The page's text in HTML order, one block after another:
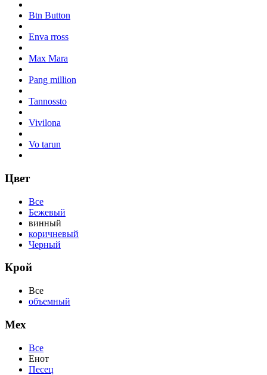
Btn Button
Enva rross
Max Mara
Pang million
Tannossto
Vivilona
Vo tarun
Цвет
Все
Бежевый
винный
коричневый
Черный
Крой
Все
объемный
Мех
Все
Енот
Песец